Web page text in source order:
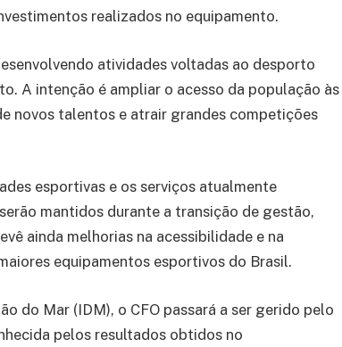
realizados no equipamento.
atividades voltadas ao desporto
A intenção é ampliar o acesso da população às
novos talentos e atrair grandes competições
esportivas e os serviços atualmente
mantidos durante a transição de gestão,
ainda melhorias na acessibilidade e na
equipamentos esportivos do Brasil.
do Mar (IDM), o CFO passará a ser gerido pelo
pelos resultados obtidos no